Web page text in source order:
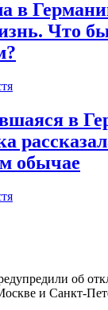
в
Что
в
обычае
об
и Санкт-